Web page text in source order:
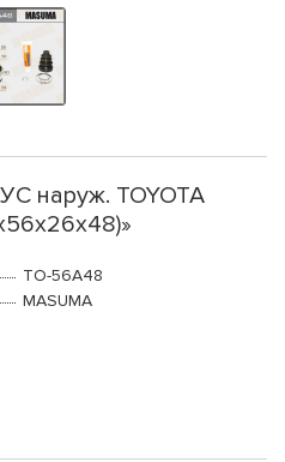
наруж. TOYOTA
TO-56A48
MASUMA